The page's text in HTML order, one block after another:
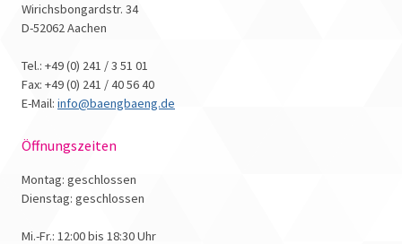
Wirichsbongardstr. 34
D-52062 Aachen
Tel.: +49 (0) 241 / 3 51 01
Fax: +49 (0) 241 / 40 56 40
E-Mail: info@baengbaeng.de
Öffnungszeiten
Montag: geschlossen
Dienstag: geschlossen
Mi.-Fr.: 12:00 bis 18:30 Uhr